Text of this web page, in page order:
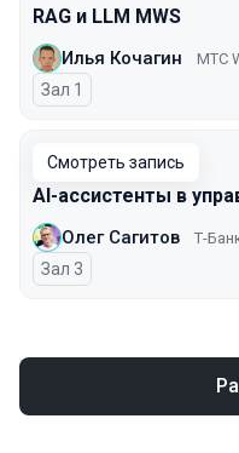
RAG и LLM MWS
Илья Кочагин MTС
Зал 1
Смотреть запись
AI-ассистенты в
Олег Сагитов Т-
Зал 3